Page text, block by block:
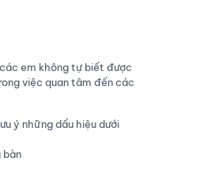
em không tự biết được
việc quan tâm đến các
ý những dấu hiệu dưới
bàn